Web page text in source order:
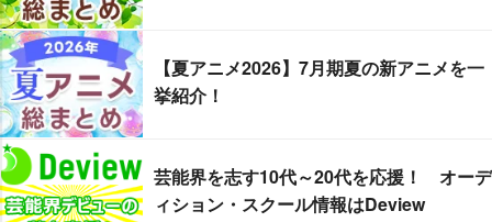
【夏アニメ2026】7月期夏の新アニメを一
挙紹介！
芸能界を志す10代～20代を応援！ オーデ
ィション・スクール情報はDeview